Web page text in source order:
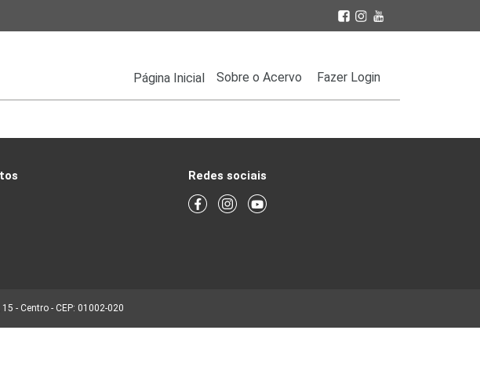
Página Inicial Sobre o Acervo Fazer Login
Redes sociais
- Centro - CEP: 01002-020